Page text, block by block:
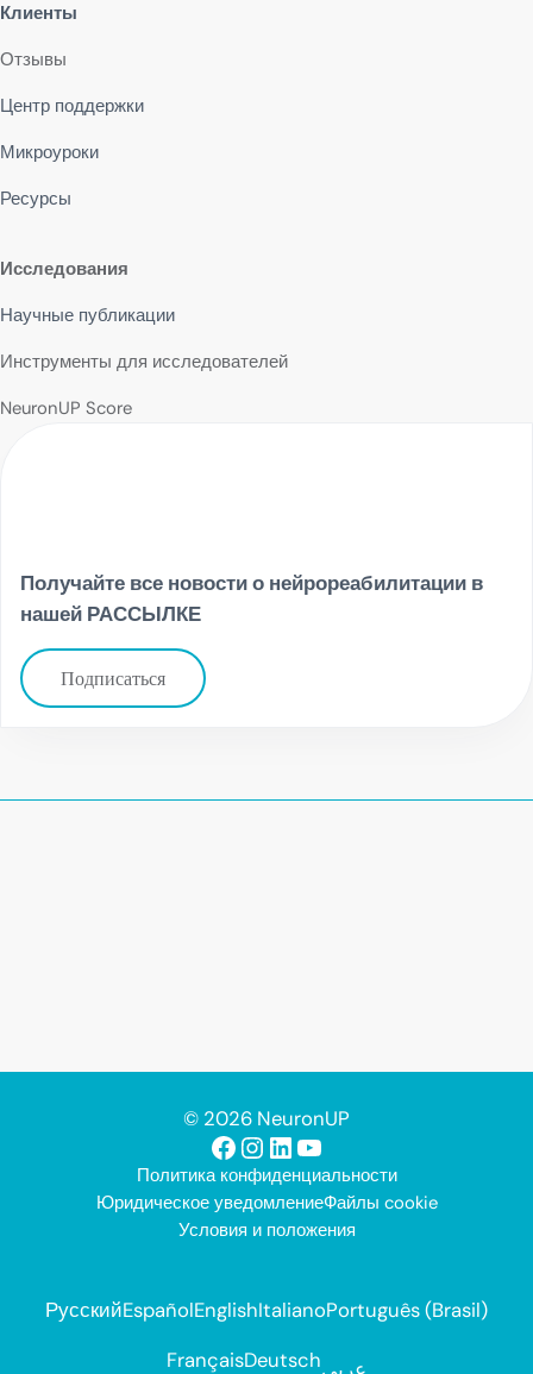
Клиенты
Отзывы
Центр поддержки
Микроуроки
Ресурсы
Исследования
Научные публикации
Инструменты для исследователей
NeuronUP Score
Получайте все новости о нейрореабилитации в
нашей РАССЫЛКЕ
Подписаться
© 2026 NeuronUP
Facebook
Instagram
LinkedIn
YouTube
Политика конфиденциальности
Юридическое уведомлениеФайлы cookie
Условия и положения
РусскийEspañolEnglishItalianoPortuguês (Brasil)
FrançaisDeutsch